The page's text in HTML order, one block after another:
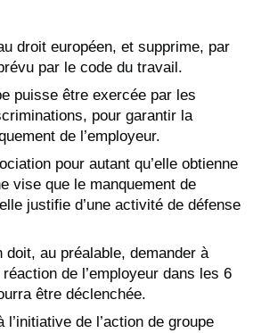
droit européen, et supprime, par
par le code du travail.
puisse être exercée par les
pour garantir la
de l’employeur.
pour autant qu’elle obtienne
vise que le manquement de
justifie d’une activité de défense
doit, au préalable, demander à
de l’employeur dans les 6
être déclenchée.
de l’action de groupe